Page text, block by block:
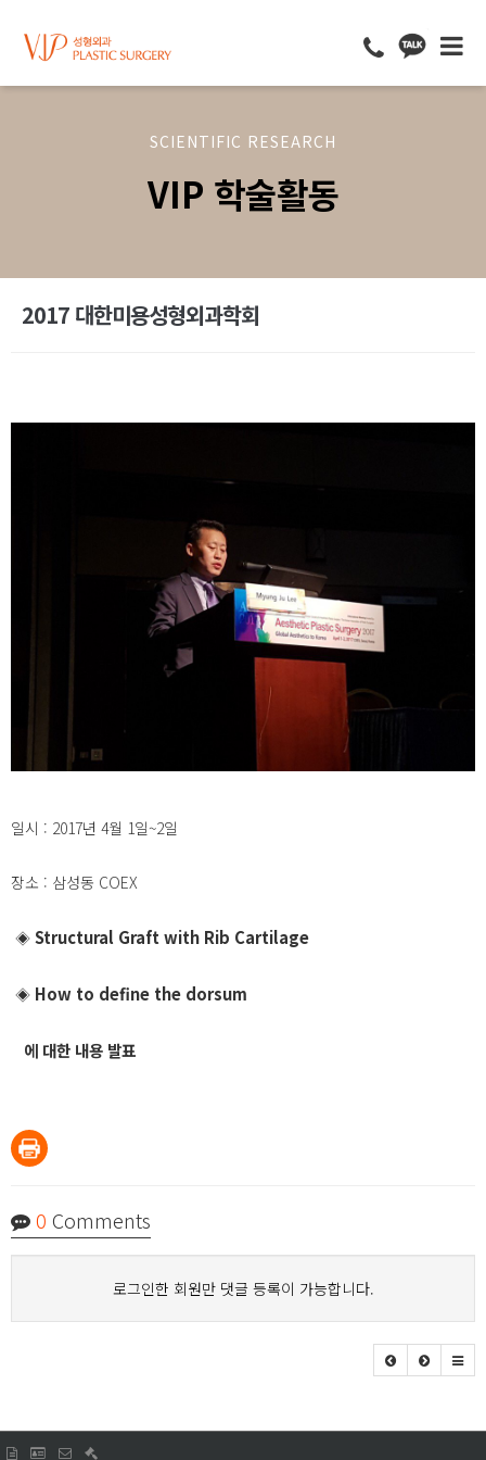
SCIENTIFIC RESEARCH
VIP 학술활동
2017 대한미용성형외과학회
일시 : 2017년 4월 1일~2일
장소 : 삼성동 COEX
◈ Structural Graft with Rib Cartilage
◈ How to define the dorsum
에 대한 내용 발표
0 Comments
로그인한 회원만 댓글 등록이 가능합니다.